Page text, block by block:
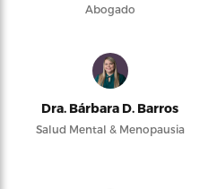
Abogado
Dra. Bárbara D. Barros
Salud Mental & Menopausia